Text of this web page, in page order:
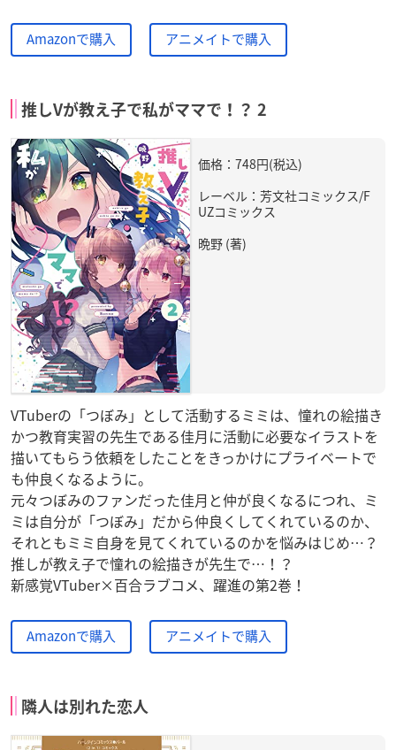
Amazonで購入 アニメイトで購入
推しVが教え子で私がママで！？ 2
価格：748円(税込)
レーベル：芳文社コミックス/F
UZコミックス
晩野 (著)
VTuberの「つぼみ」として活動するミミは、憧れの絵描き
かつ教育実習の先生である佳月に活動に必要なイラストを
描いてもらう依頼をしたことをきっかけにプライベートで
も仲良くなるように。
元々つぼみのファンだった佳月と仲が良くなるにつれ、ミ
ミは自分が「つぼみ」だから仲良くしてくれているのか、
それともミミ自身を見てくれているのかを悩みはじめ…？
推しが教え子で憧れの絵描きが先生で…！？
新感覚VTuber×百合ラブコメ、躍進の第2巻！
Amazonで購入 アニメイトで購入
隣人は別れた恋人